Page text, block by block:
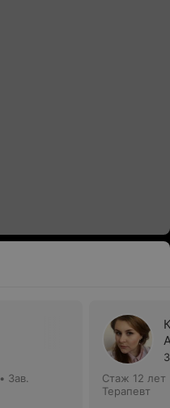
• Зав.
Стаж 12 лет
Терапевт